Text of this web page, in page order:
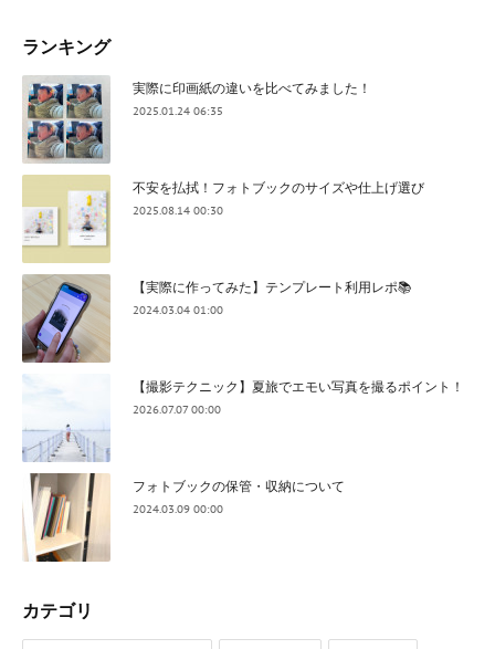
ランキング
実際に印画紙の違いを比べてみました！
2025.01.24 06:35
不安を払拭！フォトブックのサイズや仕上げ選び
2025.08.14 00:30
【実際に作ってみた】テンプレート利用レポ📚
2024.03.04 01:00
【撮影テクニック】夏旅でエモい写真を撮るポイント！
2026.07.07 00:00
フォトブックの保管・収納について
2024.03.09 00:00
カテゴリ